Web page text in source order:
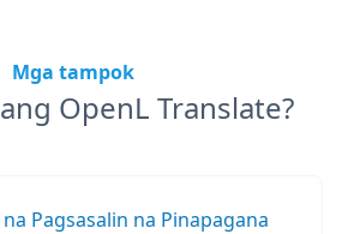
Mga tampok
OpenL Translate?
Pagsasalin na Pinapagana